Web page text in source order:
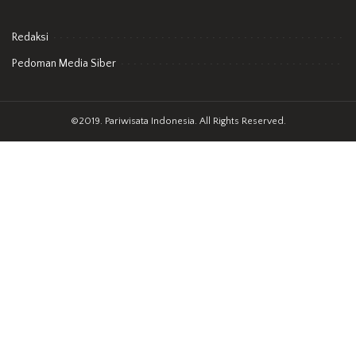
Redaksi
Pedoman Media Siber
©2019. Pariwisata Indonesia. All Rights Reserved.